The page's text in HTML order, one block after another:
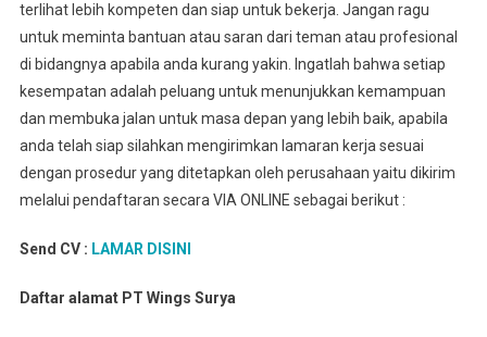
terlihat lebih kompeten dan siap untuk bekerja. Jangan ragu
untuk meminta bantuan atau saran dari teman atau profesional
di bidangnya apabila anda kurang yakin. Ingatlah bahwa setiap
kesempatan adalah peluang untuk menunjukkan kemampuan
dan membuka jalan untuk masa depan yang lebih baik, apabila
anda telah siap silahkan mengirimkan lamaran kerja sesuai
dengan prosedur yang ditetapkan oleh perusahaan yaitu dikirim
melalui pendaftaran secara VIA ONLINE sebagai berikut :
Send CV : LAMAR DISINI
Daftar alamat PT Wings Surya